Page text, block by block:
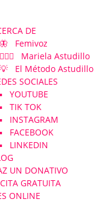
DE
🦋 Femivoz
👱🏻‍♀️ Mariela Astudillo
💡 El Método Astudillo
SOCIALES
▪️ YOUTUBE
▪️ TIK TOK
▪️ INSTAGRAM
▪️ FACEBOOK
▪️ LINKEDIN
UN DONATIVO
GRATUITA
ONLINE